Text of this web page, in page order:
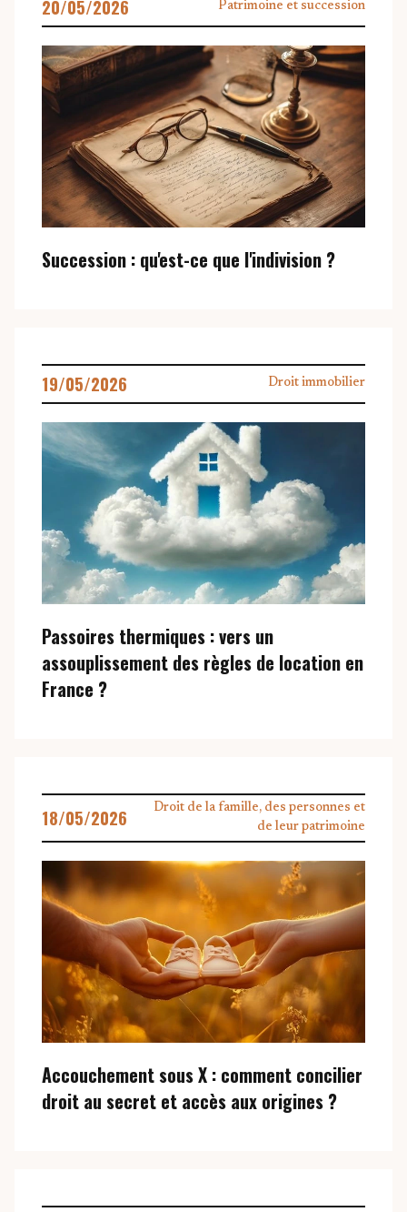
ACTUALITÉS
Succession : qu'est-ce que l'indivision ?
20/05/2026 Patrimoine et succession
Passoires thermiques : vers un
assouplissement des règles de location en
France ?
19/05/2026 Droit immobilier
Accouchement sous X : comment concilier
droit au secret et accès aux origines ?
18/05/2026
Droit de la famille, des personnes et
de leur patrimoine